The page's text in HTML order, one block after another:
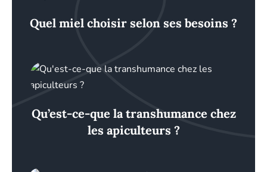
Quel miel choisir selon ses besoins ?
Qu’est-ce-que la transhumance chez
les apiculteurs ?